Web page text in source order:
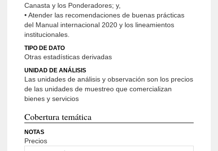
Canasta y los Ponderadores; y,
• Atender las recomendaciones de buenas prácticas
del Manual internacional 2020 y los lineamientos
institucionales.
TIPO DE DATO
Otras estadísticas derivadas
UNIDAD DE ANÁLISIS
Las unidades de análisis y observación son los precios
de las unidades de muestreo que comercializan
bienes y servicios
Cobertura temática
NOTAS
Precios